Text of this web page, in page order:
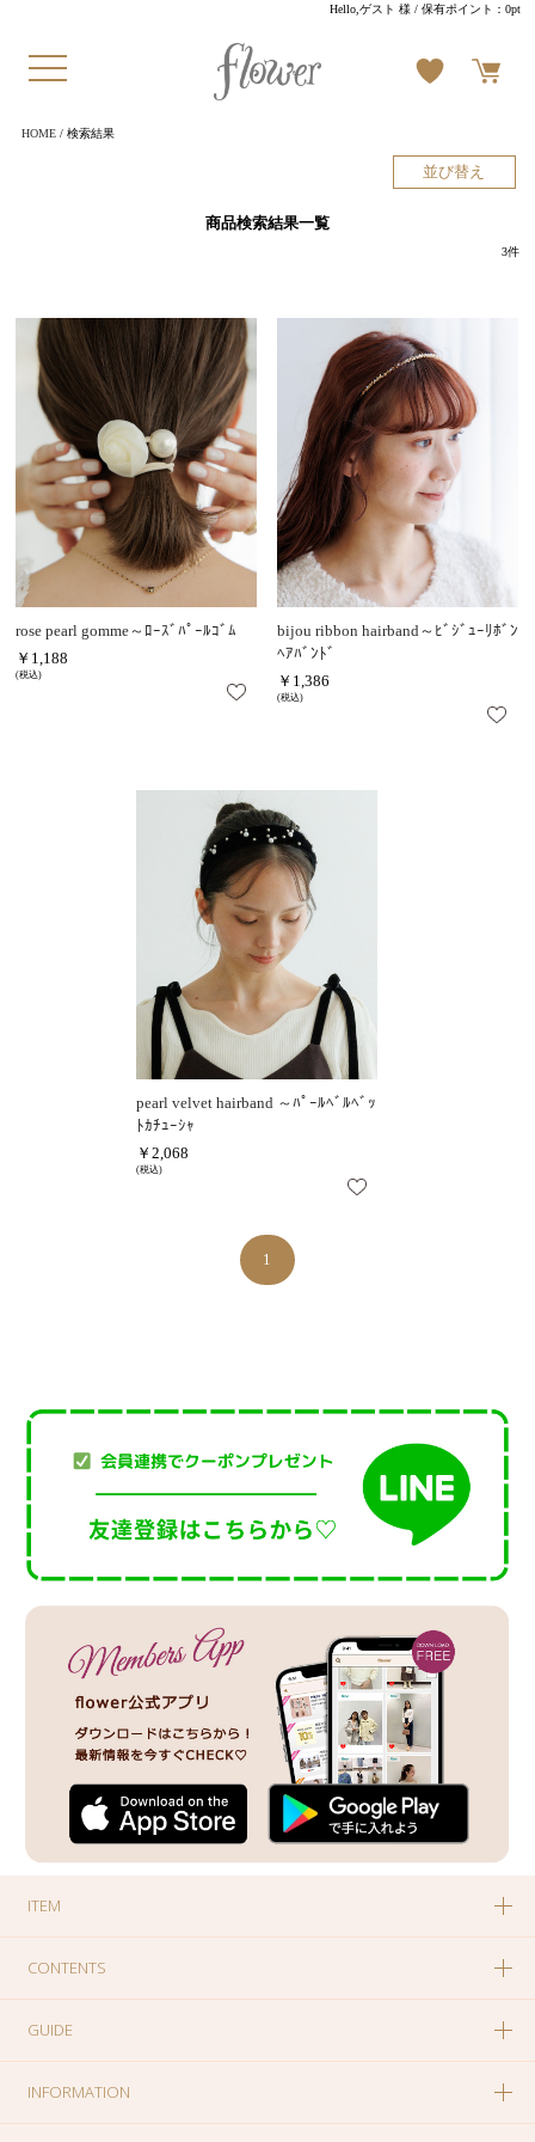
Hello,ゲスト 様 / 保有ポイント：0pt
HOME/ 検索結果
並び替え
商品検索結果一覧
3件
rose pearl gomme～ﾛｰｽﾞﾊﾟｰﾙｺﾞﾑ
￥1,188
(税込)
bijou ribbon hairband～ﾋﾞｼﾞｭｰﾘﾎﾞﾝ
ﾍｱﾊﾞﾝﾄﾞ
￥1,386
(税込)
pearl velvet hairband ～ﾊﾟｰﾙﾍﾞﾙﾍﾞｯ
ﾄｶﾁｭｰｼｬ
￥2,068
(税込)
1
ITEM
CONTENTS
GUIDE
INFORMATION